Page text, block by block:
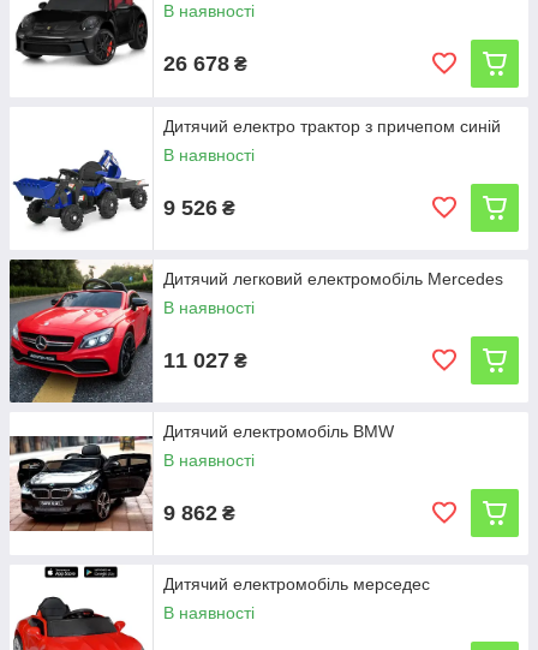
В наявності
26 678 ₴
Дитячий електро трактор з причепом синій
В наявності
9 526 ₴
Дитячий легковий електромобіль Mercedes
В наявності
11 027 ₴
Дитячий електромобіль BMW
В наявності
9 862 ₴
Дитячий електромобіль мерседес
В наявності